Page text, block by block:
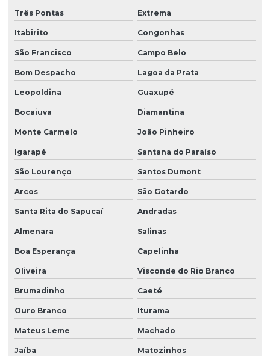
Três Pontas Extrema
Itabirito Congonhas
São Francisco Campo Belo
Bom Despacho Lagoa da Prata
Leopoldina Guaxupé
Bocaiuva Diamantina
Monte Carmelo João Pinheiro
Igarapé Santana do Paraíso
São Lourenço Santos Dumont
Arcos São Gotardo
Santa Rita do Sapucaí Andradas
Almenara Salinas
Boa Esperança Capelinha
Oliveira Visconde do Rio Branco
Brumadinho Caeté
Ouro Branco Iturama
Mateus Leme Machado
Jaíba Matozinhos